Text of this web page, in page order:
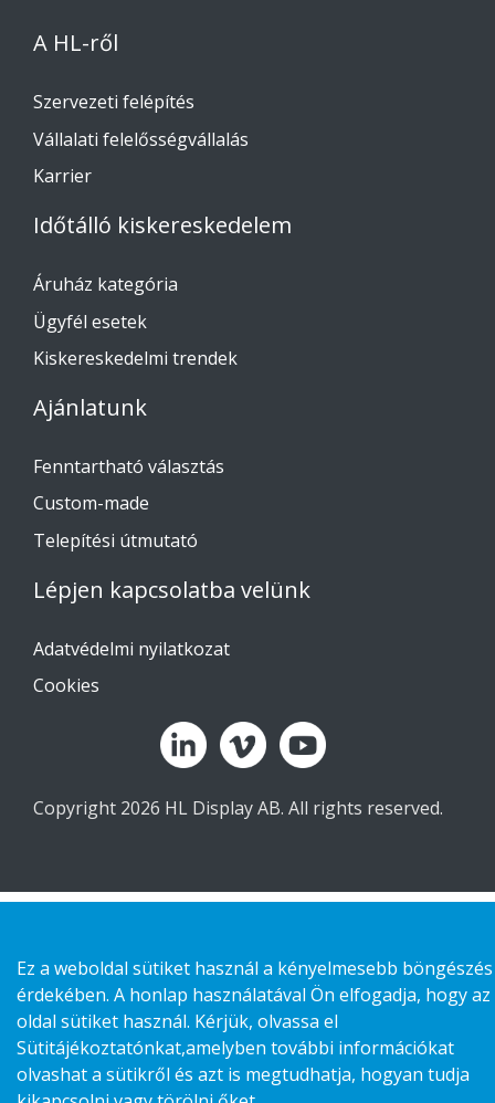
A HL-ről
Szervezeti felépítés
Vállalati felelősségvállalás
Karrier
Időtálló kiskereskedelem
Áruház kategória
Ügyfél esetek
Kiskereskedelmi trendek
Ajánlatunk
Fenntartható választás
Custom-made
Telepítési útmutató
Lépjen kapcsolatba velünk
Adatvédelmi nyilatkozat
Cookies
Copyright 2026 HL Display AB. All rights reserved.
Ez a weboldal sütiket használ a kényelmesebb böngészés
érdekében. A honlap használatával Ön elfogadja, hogy az
oldal sütiket használ. Kérjük, olvassa el
Sütitájékoztatónkat,amelyben további információkat
olvashat a sütikről és azt is megtudhatja, hogyan tudja